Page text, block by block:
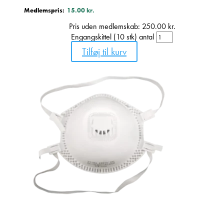
Medlemspris: 15.00kr.
Pris uden medlemskab: 250.00 kr.
Engangskittel (10 stk) antal
Tilføj til kurv